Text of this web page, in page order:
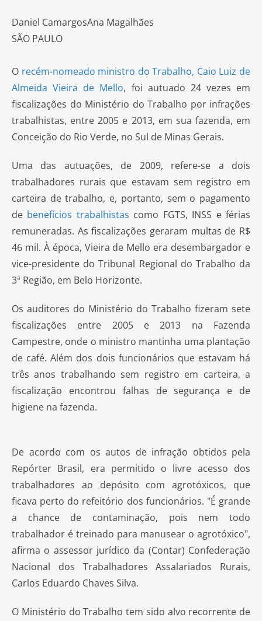
Daniel CamargosAna Magalhães
SÃO PAULO
O recém-nomeado ministro do Trabalho, Caio Luiz de
Almeida Vieira de Mello, foi autuado 24 vezes em
fiscalizações do Ministério do Trabalho por infrações
trabalhistas, entre 2005 e 2013, em sua fazenda, em
Conceição do Rio Verde, no Sul de Minas Gerais.
Uma das autuações, de 2009, refere-se a dois
trabalhadores rurais que estavam sem registro em
carteira de trabalho, e, portanto, sem o pagamento
de benefícios trabalhistas como FGTS, INSS e férias
remuneradas. As fiscalizações geraram multas de R$
46 mil. À época, Vieira de Mello era desembargador e
vice-presidente do Tribunal Regional do Trabalho da
3ª Região, em Belo Horizonte.
Os auditores do Ministério do Trabalho fizeram sete
fiscalizações entre 2005 e 2013 na Fazenda
Campestre, onde o ministro mantinha uma plantação
de café. Além dos dois funcionários que estavam há
três anos trabalhando sem registro em carteira, a
fiscalização encontrou falhas de segurança e de
higiene na fazenda.
De acordo com os autos de infração obtidos pela
Repórter Brasil, era permitido o livre acesso dos
trabalhadores ao depósito com agrotóxicos, que
ficava perto do refeitório dos funcionários. "É grande
a chance de contaminação, pois nem todo
trabalhador é treinado para manusear o agrotóxico",
afirma o assessor jurídico da (Contar) Confederação
Nacional dos Trabalhadores Assalariados Rurais,
Carlos Eduardo Chaves Silva.
O Ministério do Trabalho tem sido alvo recorrente de